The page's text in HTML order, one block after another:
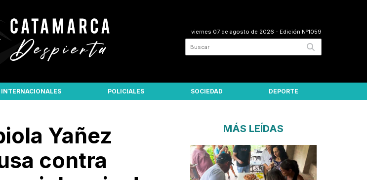
viernes 07 de agosto de 2026 - Edición Nº1059
INTERNACIONALES POLICIALES SOCIEDAD DEPORTE
Yañez
contra
MÁS LEÍDAS